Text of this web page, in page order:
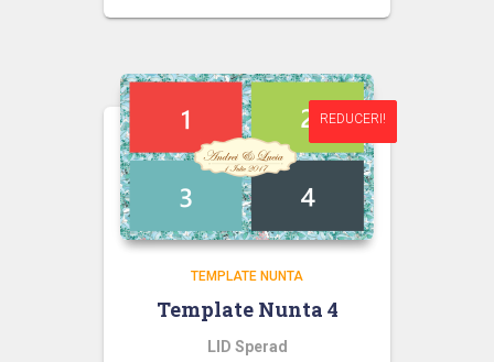
a
50,00 lei.
este:
REDUCERI!
REDUCERI!
TEMPLATE NUNTA
Template Nunta 4
LID Sperad